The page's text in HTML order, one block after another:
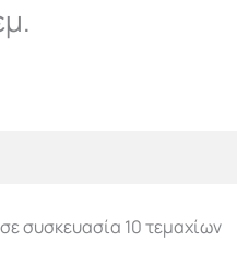
συσκευασία 10 τεμαχίων